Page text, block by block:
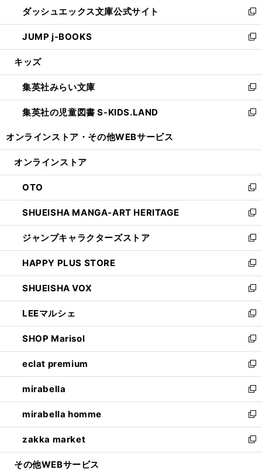
く
ド
ウ
で
開
ィ
ン
ド
ウ
開
く
い
ウ
ィ
ン
ウ
で
開
く
ダッシュエックス文庫公式サイト
新
し
い
ウ
ン
ド
ウ
で
JUMP j-BOOKS
新
し
ウ
ィ
ン
ド
開
キッズ
集英社みらい文庫
新
し
い
ン
ウ
で
開
く
集英社の児童図書 S-KIDS.LAND
新
ウ
ン
ド
ウ
で
開
く
オンラインストア・ その他WEBサービス
オンラインストア
OTO
新
し
い
ウ
ィ
ン
ド
ウ
で
開
く
SHUEISHA MANGA-ART HERITAGE
新
し
い
ウ
ィ
ン
ド
ウ
で
開
く
ジャンプキャラクターズストア
新
し
い
ウ
ィ
ン
ド
ウ
で
開
く
HAPPY PLUS STORE
新
し
い
ウ
ィ
ン
ド
ウ
で
開
く
SHUEISHA VOX
新
し
い
ウ
ィ
ン
ド
ウ
で
開
く
LEEマルシェ
新
し
い
ウ
ィ
ン
ド
ウ
で
開
く
SHOP Marisol
新
し
い
ウ
ィ
ン
ド
ウ
で
開
eclat premium
新
し
い
ウ
ィ
ン
ド
ウ
mirabella
新
し
い
ウ
ィ
ン
mirabella homme
新
し
い
ウ
zakka market
新
し
その他WEBサービス